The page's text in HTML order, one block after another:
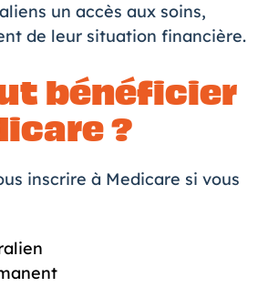
un accès aux soins,
de leur situation financière.
bénéficier
?
inscrire à Medicare si vous